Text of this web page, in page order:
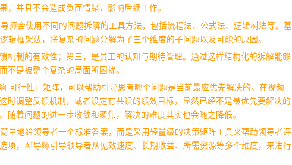
，并且不会造成负面情绪，影响后续工作。
师会使用不同的问题拆解的工具方法，包括流程法、公式法、逻辑树法等。基
辑框架法，将复杂的问题分解为了三个维度的子问题以及可能的原因。
机制的有效性；第三，是员工的认知与期待管理。通过这样结构化的拆解能够
不是被整个复杂的局面所困扰。
-可行性」矩阵，可以帮助引导思考哪个问题是当前最应优先解决的。在视频
时调整反馈机制，或者设定有共识的绩效目标，显然已经不是最优先要解决的
随着问题的进一步收敛和聚焦，解决的难度其实也会随之降低。
单地给领导者一个标准答案，而是采用轻量级的决策矩阵工具来帮助领导者评
项，AI导师引导领导者从见效速度、长期收益、所需资源等多个维度，来进行